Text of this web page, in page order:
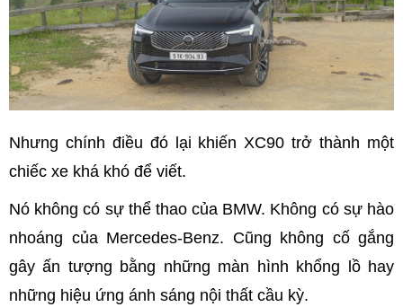
Nhưng chính điều đó lại khiến XC90 trở thành một
chiếc xe khá khó để viết.
Nó không có sự thể thao của BMW. Không có sự hào
nhoáng của Mercedes-Benz. Cũng không cố gắng
gây ấn tượng bằng những màn hình khổng lồ hay
những hiệu ứng ánh sáng nội thất cầu kỳ.